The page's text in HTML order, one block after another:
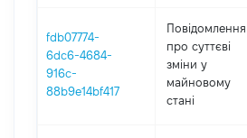
fdb07774-
6dc6-4684-
916c-
88b9e14bf417
Повідомлення
про суттєві
зміни y
майновому
стані